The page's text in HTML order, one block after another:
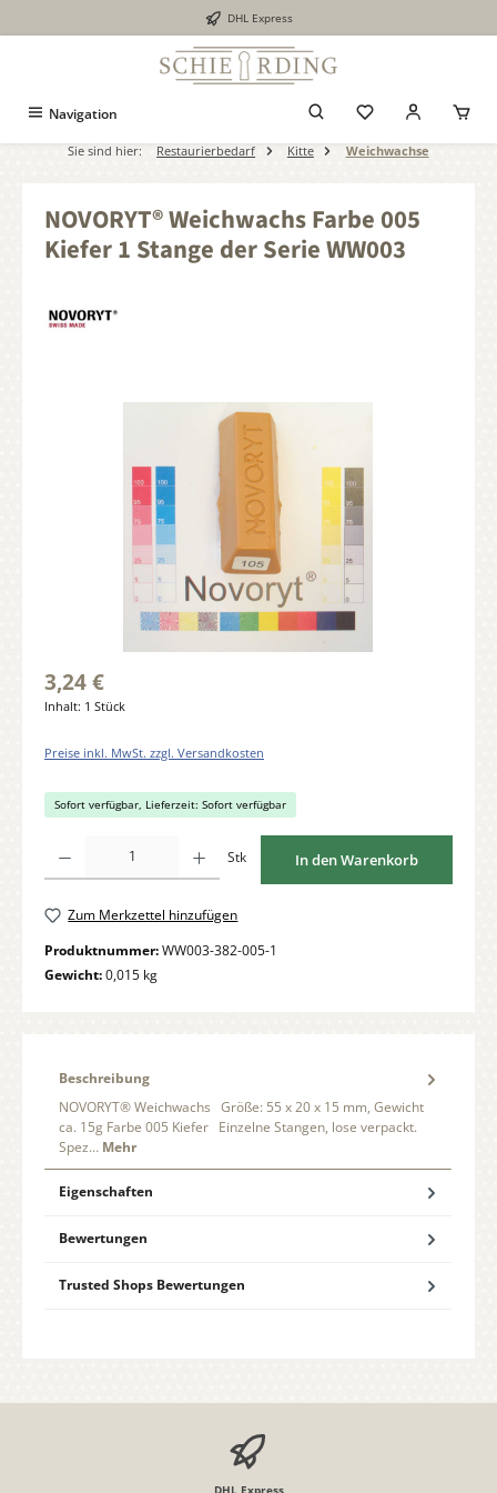
DHL Express
Navigation
Sie sind hier: Restaurierbedarf Kitte Weichwachse
NOVORYT® Weichwachs Farbe 005
Kiefer 1 Stange der Serie WW003
3,24 €
Inhalt: 1 Stück
Preise inkl. MwSt. zzgl. Versandkosten
Sofort verfügbar, Lieferzeit: Sofort verfügbar
Stk In den Warenkorb
Zum Merkzettel hinzufügen
Produktnummer:WW003-382-005-1
Gewicht:0,015 kg
Beschreibung
NOVORYT® Weichwachs Größe: 55 x 20 x 15 mm, Gewicht
ca. 15g Farbe 005 Kiefer Einzelne Stangen, lose verpackt.
Spez… Mehr
Eigenschaften
Bewertungen
Trusted Shops Bewertungen
DHL Express